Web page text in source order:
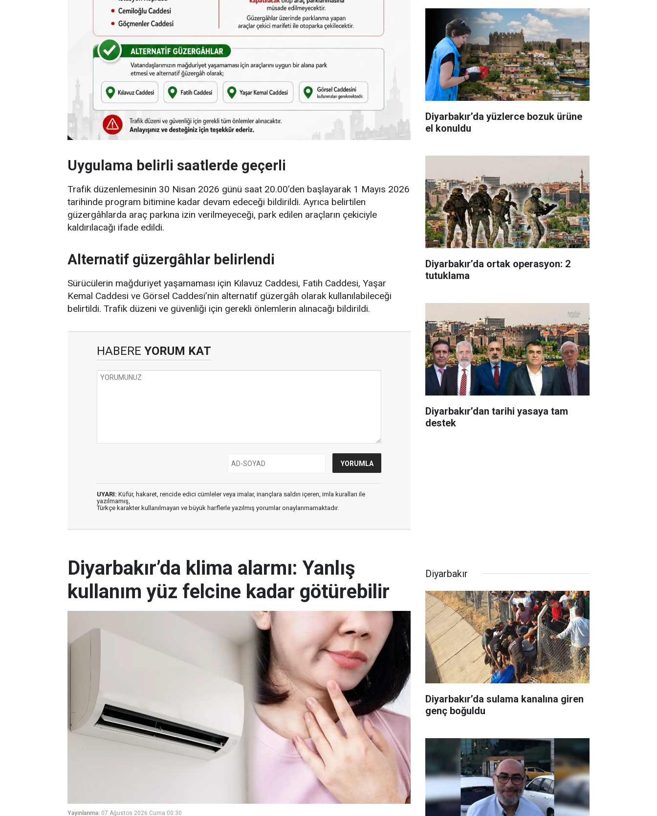
Uygulama belirli saatlerde geçerli
Trafik düzenlemesinin 30 Nisan 2026 günü saat 20.00’den başlayarak 1 Mayıs 2026
tarihinde program bitimine kadar devam edeceği bildirildi. Ayrıca belirtilen
güzergâhlarda araç parkına izin verilmeyeceği, park edilen araçların çekiciyle
kaldırılacağı ifade edildi.
Alternatif güzergâhlar belirlendi
Sürücülerin mağduriyet yaşamaması için Kılavuz Caddesi, Fatih Caddesi, Yaşar
Kemal Caddesi ve Görsel Caddesi’nin alternatif güzergâh olarak kullanılabileceği
belirtildi. Trafik düzeni ve güvenliği için gerekli önlemlerin alınacağı bildirildi.
HABERE YORUM KAT
UYARI: Küfür, hakaret, rencide edici cümleler veya imalar, inançlara saldırı içeren, imla kuralları ile
yazılmamış,
Türkçe karakter kullanılmayan ve büyük harflerle yazılmış yorumlar onaylanmamaktadır.
Diyarbakır’da yüzlerce bozuk ürüne
el konuldu
Diyarbakır’da ortak operasyon: 2
tutuklama
Diyarbakır’dan tarihi yasaya tam
destek
Diyarbakır’da klima alarmı: Yanlış
kullanım yüz felcine kadar götürebilir
Yayınlanma: 07 Ağustos 2026 Cuma 00:30
Diyarbakır
Diyarbakır’da sulama kanalına giren
genç boğuldu